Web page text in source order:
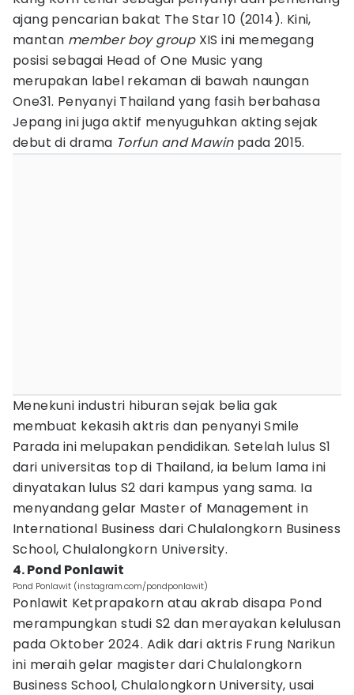
ajang pencarian bakat The Star 10 (2014). Kini,
mantan member boy groupXIS ini memegang
posisi sebagai Head of One Music yang
merupakan label rekaman di bawah naungan
One31. Penyanyi Thailand yang fasih berbahasa
Jepang ini juga aktif menyuguhkan akting sejak
debut di drama Torfun and Mawinpada 2015.
Menekuni industri hiburan sejak belia gak
membuat kekasih aktris dan penyanyi Smile
Parada ini melupakan pendidikan. Setelah lulus S1
dari universitas top di Thailand, ia belum lama ini
dinyatakan lulus S2 dari kampus yang sama. Ia
menyandang gelar Master of Management in
International Business dari Chulalongkorn Business
School, Chulalongkorn University.
4. Pond Ponlawit
Pond Ponlawit (instagram.com/pondponlawit)
Ponlawit Ketprapakorn atau akrab disapa Pond
merampungkan studi S2 dan merayakan kelulusan
pada Oktober 2024. Adik dari aktris Frung Narikun
ini meraih gelar magister dari Chulalongkorn
Business School, Chulalongkorn University, usai